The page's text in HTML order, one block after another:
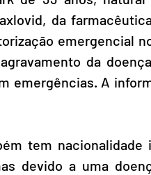
da
emergencial
da
emergências. A
tem
devido a uma